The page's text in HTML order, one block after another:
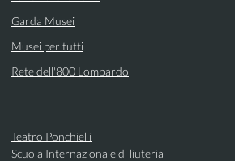
Garda Musei
Musei per tutti
Rete dell'800 Lombardo
Teatro Ponchielli
Scuola Internazionale di liuteria